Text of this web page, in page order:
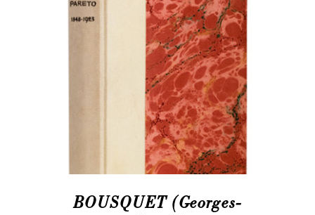
BOUSQUET (Georges-